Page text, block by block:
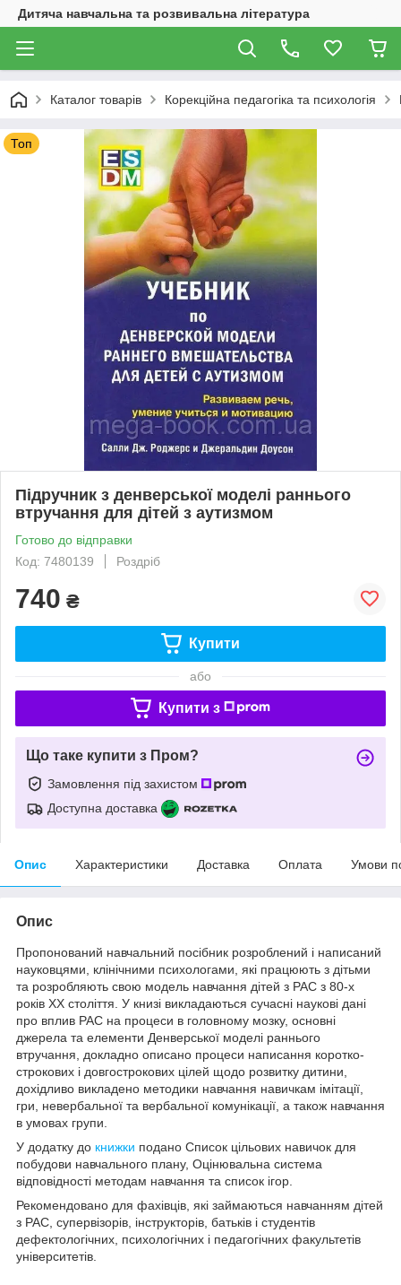
Дитяча навчальна та розвивальна література
Каталог товарів Корекційна педагогіка та психологія
Топ
Підручник з денверської моделі раннього
втручання для дітей з аутизмом
Готово до відправки
Код: 7480139
Роздріб
740 ₴
Купити
або
Купити з
Що таке купити з Пром?
Замовлення під захистом
Доступна доставка
Опис Характеристики Доставка Оплата Умови
Опис
Пропонований навчальний посібник розроблений і написаний
науковцями, клінічними психологами, які працюють з дітьми
та розробляють свою модель навчання дітей з РАС з 80-х
років ХХ століття. У книзі викладаються сучасні наукові дані
про вплив РАС на процеси в головному мозку, основні
джерела та елементи Денверської моделі раннього
втручання, докладно описано процеси написання коротко-
строкових і довгострокових цілей щодо розвитку дитини,
дохідливо викладено методики навчання навичкам імітації,
гри, невербальної та вербальної комунікації, а також навчання
в умовах групи.
У додатку до книжки подано Список цільових навичок для
побудови навчального плану, Оцінювальна система
відповідності методам навчання та список ігор.
Рекомендовано для фахівців, які займаються навчанням дітей
з РАС, супервізорів, інструкторів, батьків і студентів
дефектологічних, психологічних і педагогічних факультетів
університетів.